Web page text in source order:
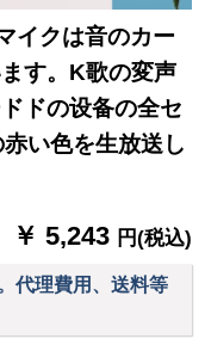
イクは音のカー
す。K歌の変声
ドの设备の全セ
い色を生放送し
￥ 5,243 円(税込)
代理費用、送料等